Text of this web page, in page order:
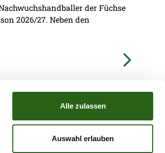
Alle zulassen
Auswahl erlauben
der Füchse
2026/27. Neben den
ATGB